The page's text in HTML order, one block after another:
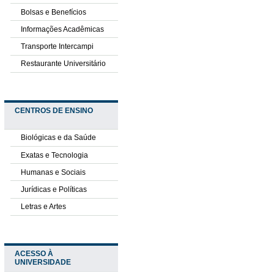
Bolsas e Benefícios
Informações Acadêmicas
Transporte Intercampi
Restaurante Universitário
CENTROS DE ENSINO
Biológicas e da Saúde
Exatas e Tecnologia
Humanas e Sociais
Jurídicas e Políticas
Letras e Artes
ACESSO À
UNIVERSIDADE